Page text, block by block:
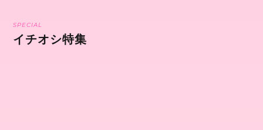
SPECIAL
イチオシ特集